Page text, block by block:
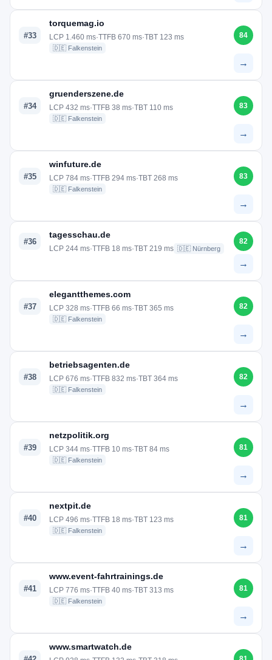
#33
torquemag.io
LCP 1.460 ms·TTFB 670 ms·TBT 123 ms
🇩🇪 Falkenstein
84
→
#34
gruenderszene.de
LCP 432 ms·TTFB 38 ms·TBT 110 ms
🇩🇪 Falkenstein
83
→
#35
winfuture.de
LCP 784 ms·TTFB 294 ms·TBT 268 ms
🇩🇪 Falkenstein
83
→
#36
tagesschau.de
LCP 244 ms·TTFB 18 ms·TBT 219 ms 🇩🇪 Nürnberg
82
→
#37
elegantthemes.com
LCP 328 ms·TTFB 66 ms·TBT 365 ms
🇩🇪 Falkenstein
82
→
#38
betriebsagenten.de
LCP 676 ms·TTFB 832 ms·TBT 364 ms
🇩🇪 Falkenstein
82
→
#39
netzpolitik.org
LCP 344 ms·TTFB 10 ms·TBT 84 ms
🇩🇪 Falkenstein
81
→
#40
nextpit.de
LCP 496 ms·TTFB 18 ms·TBT 123 ms
🇩🇪 Falkenstein
81
→
#41
www.event-fahrtrainings.de
LCP 776 ms·TTFB 40 ms·TBT 313 ms
🇩🇪 Falkenstein
81
→
www.smartwatch.de